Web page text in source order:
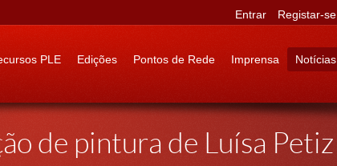
PLE Edições Pontos de Rede Imprensa Notícias
Entrar Registar-se
de pintura de Luísa Petiz